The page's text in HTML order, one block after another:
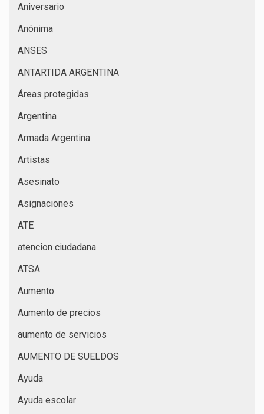
Aniversario
Anónima
ANSES
ANTARTIDA ARGENTINA
Áreas protegidas
Argentina
Armada Argentina
Artistas
Asesinato
Asignaciones
ATE
atencion ciudadana
ATSA
Aumento
Aumento de precios
aumento de servicios
AUMENTO DE SUELDOS
Ayuda
Ayuda escolar